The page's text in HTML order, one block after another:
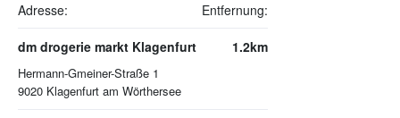
Adresse: Entfernung:
dm drogerie markt Klagenfurt
Hermann-Gmeiner-Straße 1
9020 Klagenfurt am Wörthersee
1.2km